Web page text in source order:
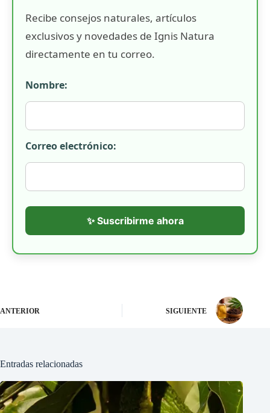
Recibe consejos naturales, artículos
exclusivos y novedades de Ignis Natura
directamente en tu correo.
Nombre:
Correo electrónico:
✨ Suscribirme ahora
ANTERIOR SIGUIENTE
Entradas relacionadas